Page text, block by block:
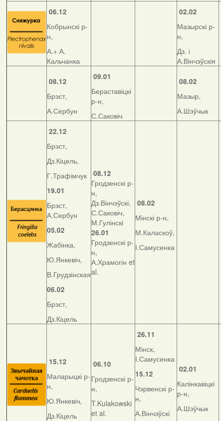
06.12
Кобрынскі р-
н,
А.+ А.
Кальчанка
02.02
Мазырскі р-
н,
Дз. і
А.Вінчэўскія
08.12
Брэст,
А.Сербун
09.01
Бераставіцкі
р-н,
С.Саковіч
08.02
Мазыр,
А.Шэўчык
22.12
Брэст,
Дз.Кіцель,
Г.Трафімчук
19.01
Брэст,
А.Сербун
05.02
Жабінка,
Ю.Янкевіч,
В.Грудзінская
06.02
Брэст,
Дз.Кіцель
08.12
Гродзенскі р-
н,
Дз.Вінчэўскі,
С.Саковіч,
М.Гулінскі
26.01
Гродзенскі р-
н,
А.Храмогін et
al.
08.02
Мінскі р-н,
М.Каласкоў,
І.Самусенка
15.12
Маларыцкі р-
н,
Ю.Янкевіч,
Дз.Кіцель
06.10
Гродзенскі р-
н,
T.Kulakowski
et al.
26.11
Мінск,
І.Самусенка
15.12
Чэрвенскі р-
н,
А.Вінчэўскі
02.01
Калінкавіцкі
р-н,
А.Шэўчык